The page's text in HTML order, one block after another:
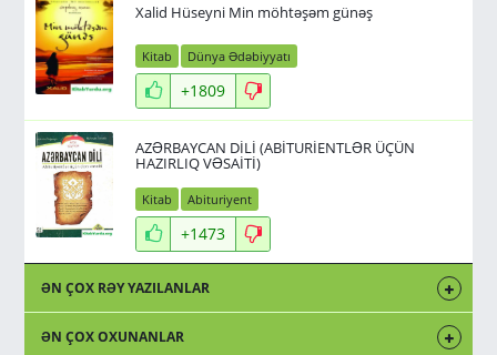
Xalid Hüseyni Min möhtəşəm günəş
Kitab Dünya Ədəbiyyatı
+1809
AZƏRBAYCAN DİLİ (ABİTURİENTLƏR ÜÇÜN
HAZIRLIQ VƏSAİTİ)
Kitab Abituriyent
+1473
ƏN ÇOX RƏY YAZILANLAR
ƏN ÇOX OXUNANLAR